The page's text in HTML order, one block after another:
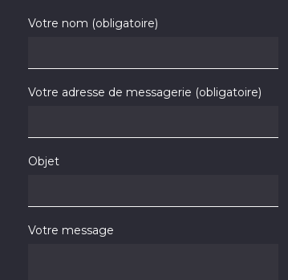
Votre nom (obligatoire)
Votre adresse de messagerie (obligatoire)
Objet
Votre message